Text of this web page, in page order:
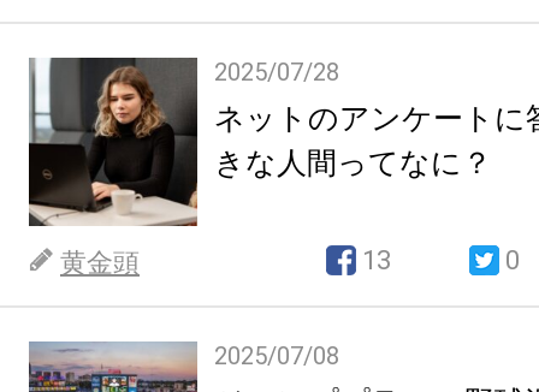
2025/07/28
ネットのアンケートに
きな人間ってなに？
黄金頭 13 0
2025/07/08